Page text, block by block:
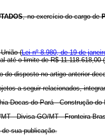
, no exercício do cargo de
(Lei nº 8.980, de 19 de
até o limite de R$
do disposto no artigo anterior
a seguir relacionados,
Docas do Pará - Construção
- Divisa GO/MT - Fronteira
sua publicação.